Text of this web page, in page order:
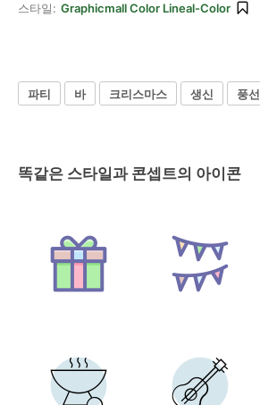
스타일: Graphicmall Color Lineal-Color
파티 바 크리스마스 생신 풍선
똑같은 스타일과 콘셉트의 아이콘